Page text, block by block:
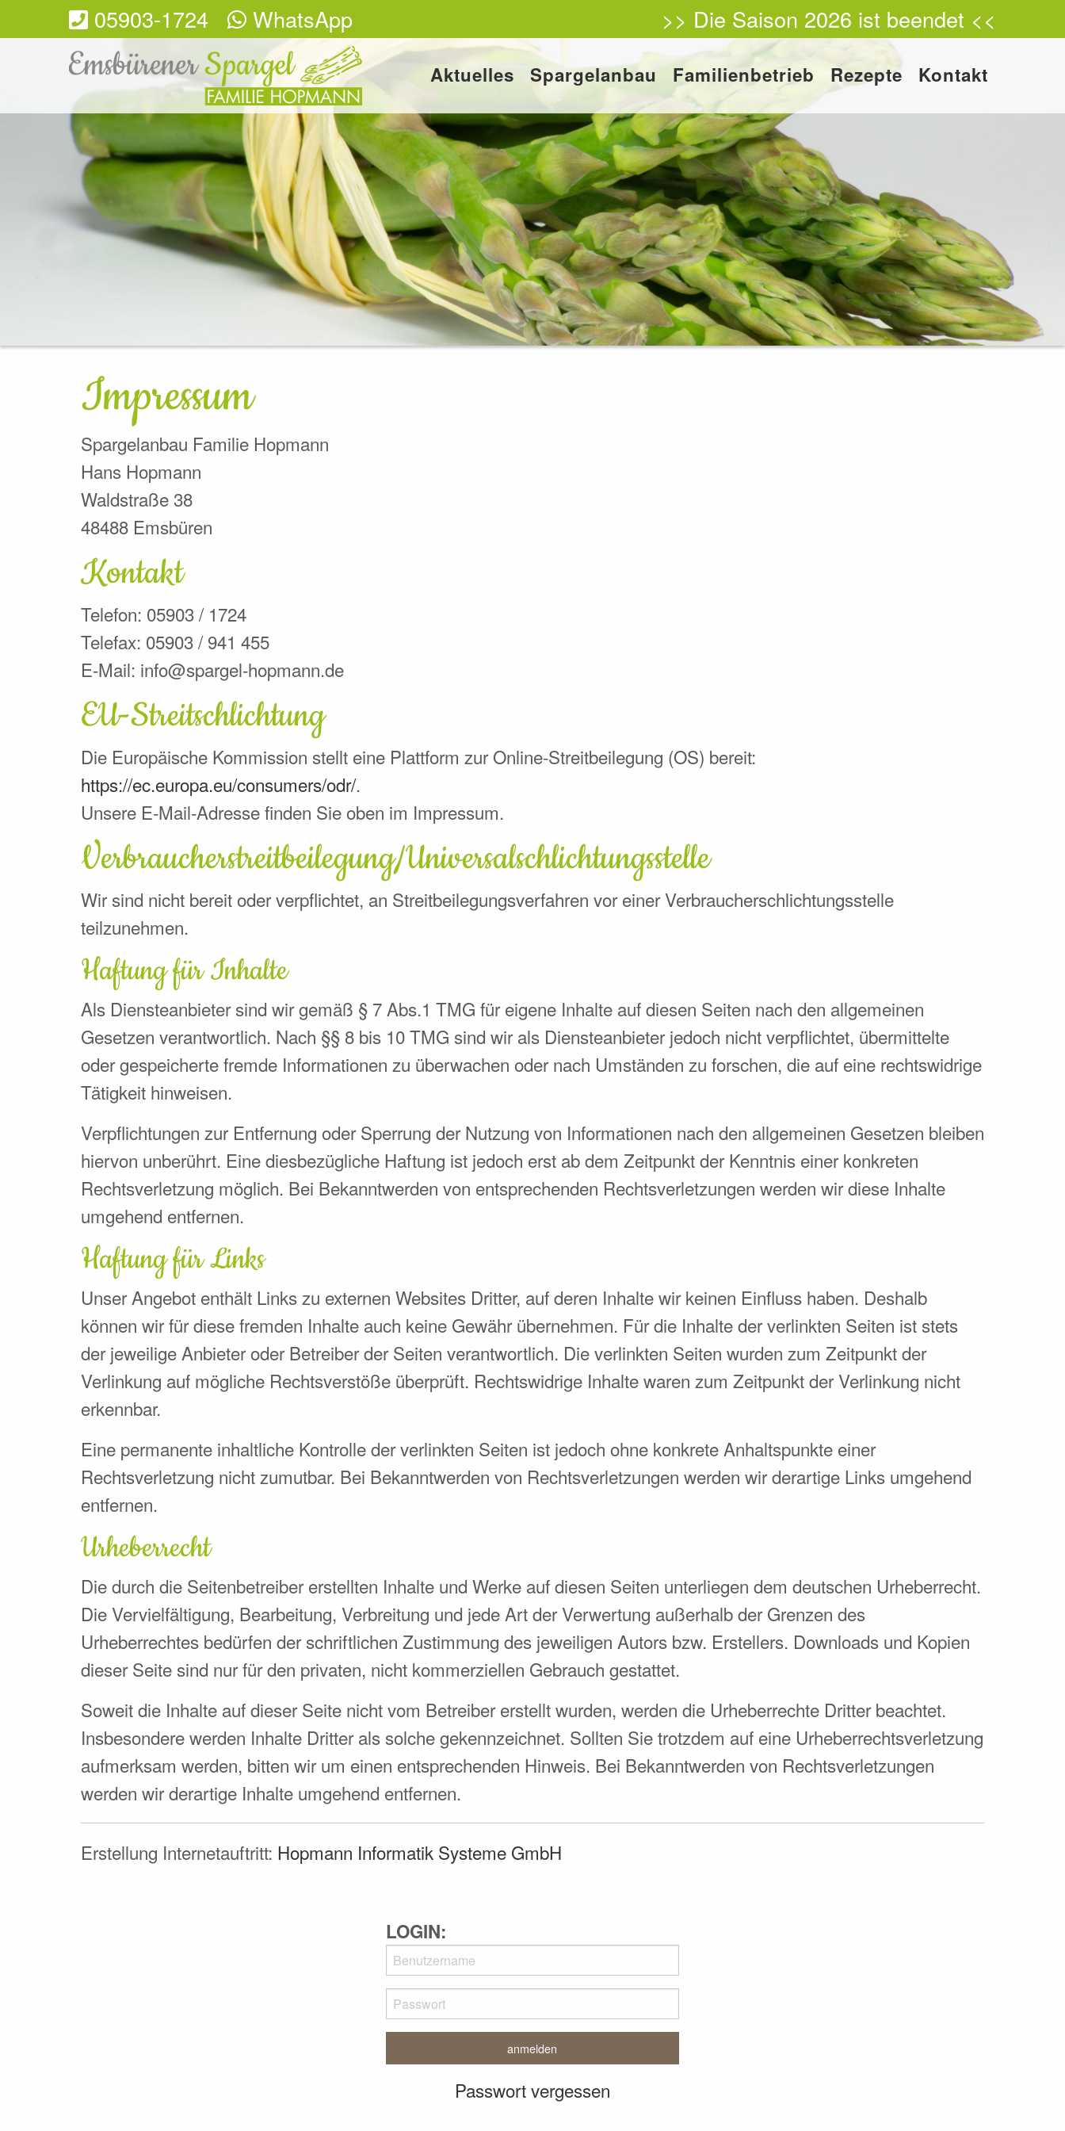
05903-1724 WhatsApp >> Die Saison 2026 ist beendet <<
Aktuelles Spargelanbau Familienbetrieb Rezepte Kontakt
Impressum
Spargelanbau Familie Hopmann
Hans Hopmann
Waldstraße 38
48488 Emsbüren
Kontakt
Telefon: 05903 / 1724
Telefax: 05903 / 941 455
E-Mail: info@spargel-hopmann.de
EU-Streitschlichtung
Die Europäische Kommission stellt eine Plattform zur Online-Streitbeilegung (OS) bereit:
https://ec.europa.eu/consumers/odr/.
Unsere E-Mail-Adresse finden Sie oben im Impressum.
Verbraucher­streit­beilegung/Universal­schlichtungs­stelle
Wir sind nicht bereit oder verpflichtet, an Streitbeilegungsverfahren vor einer Verbraucherschlichtungsstelle
teilzunehmen.
Haftung für Inhalte
Als Diensteanbieter sind wir gemäß § 7 Abs.1 TMG für eigene Inhalte auf diesen Seiten nach den allgemeinen
Gesetzen verantwortlich. Nach §§ 8 bis 10 TMG sind wir als Diensteanbieter jedoch nicht verpflichtet, übermittelte
oder gespeicherte fremde Informationen zu überwachen oder nach Umständen zu forschen, die auf eine rechtswidrige
Tätigkeit hinweisen.
Verpflichtungen zur Entfernung oder Sperrung der Nutzung von Informationen nach den allgemeinen Gesetzen bleiben
hiervon unberührt. Eine diesbezügliche Haftung ist jedoch erst ab dem Zeitpunkt der Kenntnis einer konkreten
Rechtsverletzung möglich. Bei Bekanntwerden von entsprechenden Rechtsverletzungen werden wir diese Inhalte
umgehend entfernen.
Haftung für Links
Unser Angebot enthält Links zu externen Websites Dritter, auf deren Inhalte wir keinen Einfluss haben. Deshalb
können wir für diese fremden Inhalte auch keine Gewähr übernehmen. Für die Inhalte der verlinkten Seiten ist stets
der jeweilige Anbieter oder Betreiber der Seiten verantwortlich. Die verlinkten Seiten wurden zum Zeitpunkt der
Verlinkung auf mögliche Rechtsverstöße überprüft. Rechtswidrige Inhalte waren zum Zeitpunkt der Verlinkung nicht
erkennbar.
Eine permanente inhaltliche Kontrolle der verlinkten Seiten ist jedoch ohne konkrete Anhaltspunkte einer
Rechtsverletzung nicht zumutbar. Bei Bekanntwerden von Rechtsverletzungen werden wir derartige Links umgehend
entfernen.
Urheberrecht
Die durch die Seitenbetreiber erstellten Inhalte und Werke auf diesen Seiten unterliegen dem deutschen Urheberrecht.
Die Vervielfältigung, Bearbeitung, Verbreitung und jede Art der Verwertung außerhalb der Grenzen des
Urheberrechtes bedürfen der schriftlichen Zustimmung des jeweiligen Autors bzw. Erstellers. Downloads und Kopien
dieser Seite sind nur für den privaten, nicht kommerziellen Gebrauch gestattet.
Soweit die Inhalte auf dieser Seite nicht vom Betreiber erstellt wurden, werden die Urheberrechte Dritter beachtet.
Insbesondere werden Inhalte Dritter als solche gekennzeichnet. Sollten Sie trotzdem auf eine Urheberrechtsverletzung
aufmerksam werden, bitten wir um einen entsprechenden Hinweis. Bei Bekanntwerden von Rechtsverletzungen
werden wir derartige Inhalte umgehend entfernen.
Erstellung Internetauftritt: Hopmann Informatik Systeme GmbH
LOGIN:
Passwort vergessen